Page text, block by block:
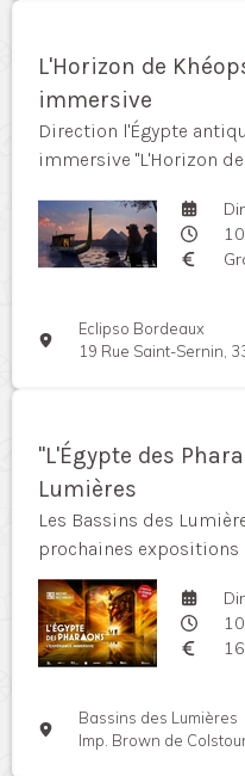
L'Horizon de
immersive
Direction l'Égypte
immersive "L'Horizon de
Eclipso Bordeaux
19 Rue Saint-Sernin,
"L'Égypte des
Lumières
Les Bassins des
prochaines expositions
Bassins des Lumières
Imp. Brown de